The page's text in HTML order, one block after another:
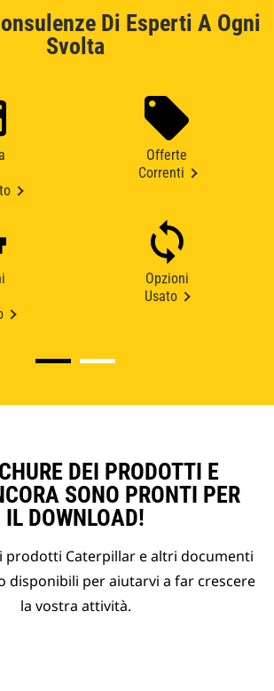
Di Esperti A Ogni
Svolta
Offerte
Correnti
Opzioni
Usato
DEI PRODOTTI E
SONO PRONTI PER
IL DOWNLOAD!
prodotti Caterpillar e altri documenti
disponibili per aiutarvi a far crescere
la vostra attività.